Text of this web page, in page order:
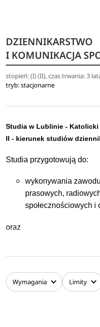
pracownik działu
Tytuł zawodowy
doradztwa personalnego
ubiegania się o
kontynuowania
(m.in. Zarządzanie
DZIENNIKARSTWO
I KOMUNIKACJA
stopień: (I) (II), czas trwania: 3
tryb: stacjonarne
Studia w Lublinie - Katolicki
II - kierunek studiów
Studia przygotowują do:
wykonywania
prasowych,
społecznościowych i
oraz
(agencje PR),
(instytucje
– działy komunikacji,
Wymagania Limity